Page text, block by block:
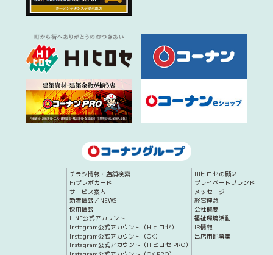
チラシ情報・店舗検索
Hiプレポカード
サービス案内
新着情報／NEWS
採用情報
LINE公式アカウント
Instagram公式アカウント（HIヒロセ）
Instagram公式アカウント（OK）
Instagram公式アカウント（HIヒロセ PRO）
HIヒロセの願い
プライベートブランド
メッセージ
経営理念
会社概要
福祉環境活動
IR情報
出店用地募集